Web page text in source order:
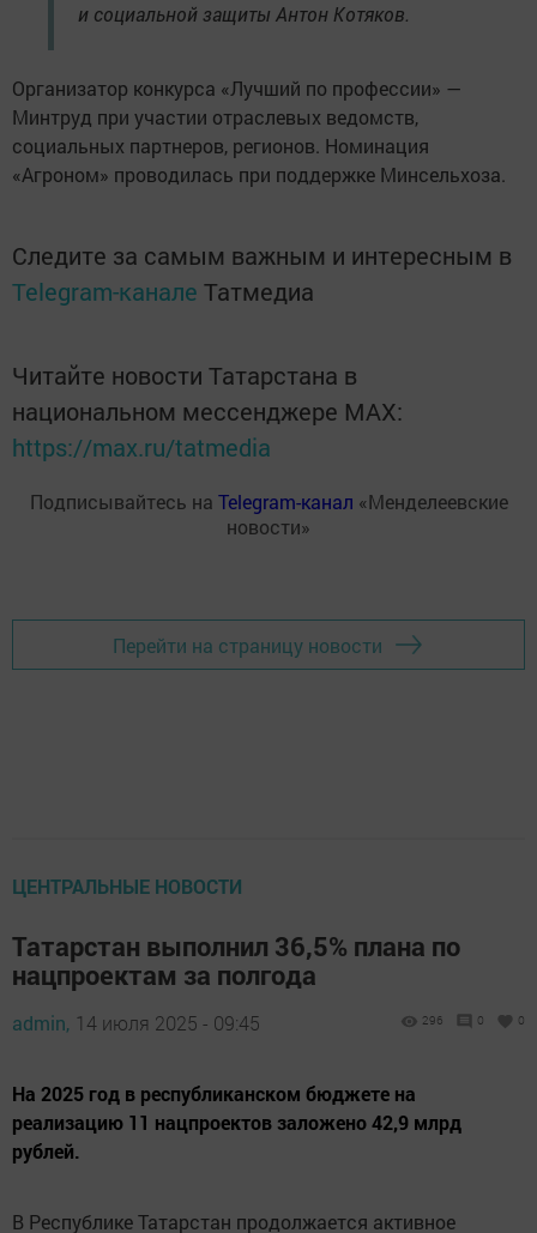
и социальной защиты Антон Котяков.
Организатор конкурса «Лучший по профессии» —
Минтруд при участии отраслевых ведомств,
социальных партнеров, регионов. Номинация
«Агроном» проводилась при поддержке Минсельхоза.
Следите за самым важным и интересным в
Telegram-канале Татмедиа
Читайте новости Татарстана в
национальном мессенджере MАХ:
https://max.ru/tatmedia
Подписывайтесь на Telegram-канал «Менделеевские
новости»
Перейти на страницу новости
ЦЕНТРАЛЬНЫЕ НОВОСТИ
Татарстан выполнил 36,5% плана по
нацпроектам за полгода
admin, 14 июля 2025 - 09:45 296 0 0
На 2025 год в республиканском бюджете на
реализацию 11 нацпроектов заложено 42,9 млрд
рублей.
В Республике Татарстан продолжается активное